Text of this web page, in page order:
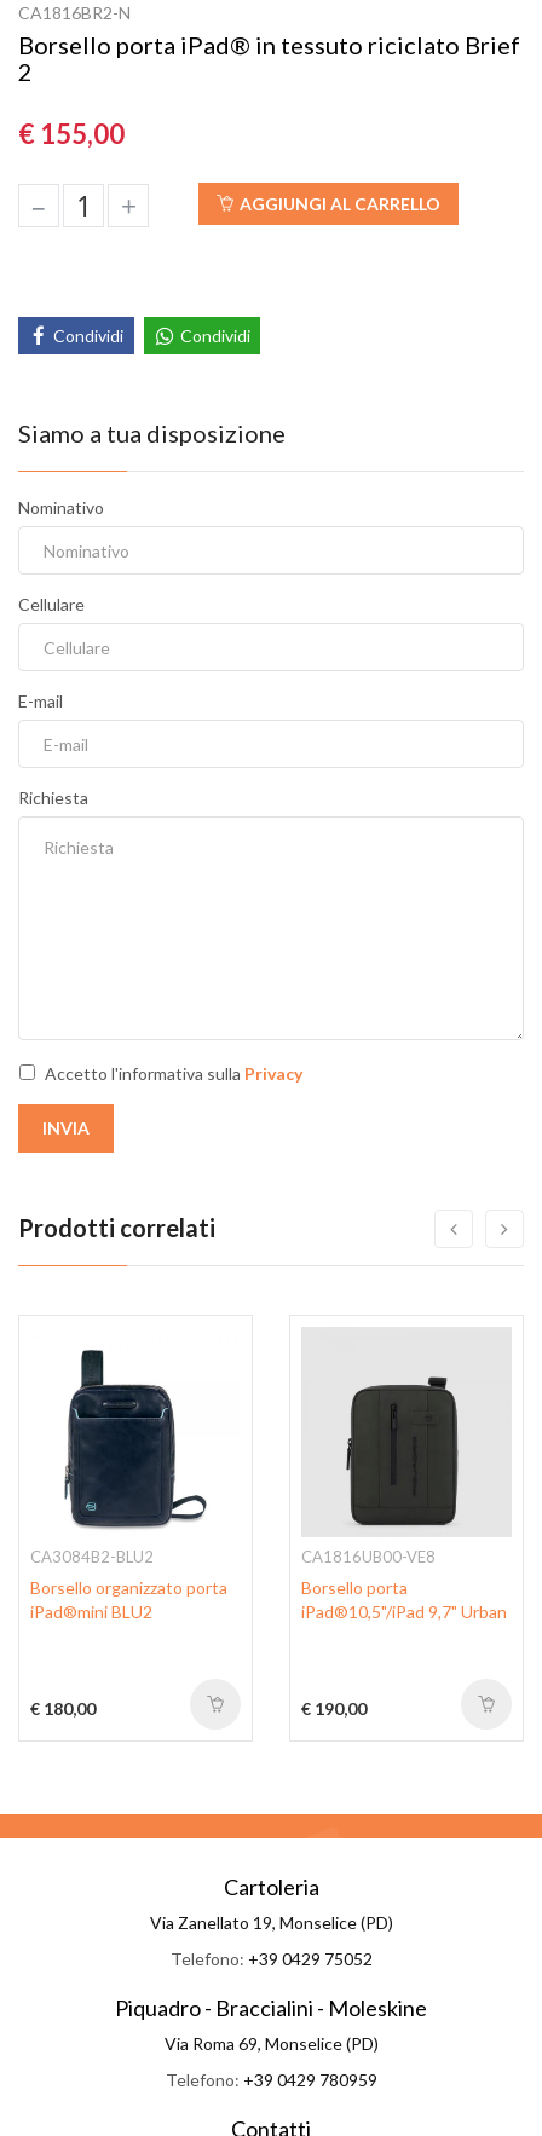
CA1816BR2-N
Borsello porta iPad® in tessuto riciclato Brief
2
€ 155,00
– + AGGIUNGI AL CARRELLO
Condividi Condividi
Siamo a tua disposizione
Nominativo
Cellulare
E-mail
Richiesta
Accetto l'informativa sulla Privacy
INVIA
Prodotti correlati
CA3084B2-BLU2
Borsello organizzato porta
iPad®mini BLU2
€ 180,00
CA1816UB00-VE8
Borsello porta
iPad®10,5"/iPad 9,7" Urban
€ 190,00
Cartoleria
Via Zanellato 19, Monselice (PD)
Telefono: +39 0429 75052
Piquadro - Braccialini - Moleskine
Via Roma 69, Monselice (PD)
Telefono: +39 0429 780959
Contatti